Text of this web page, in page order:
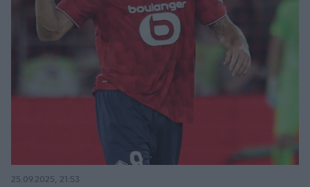
25.09.2025, 21:53